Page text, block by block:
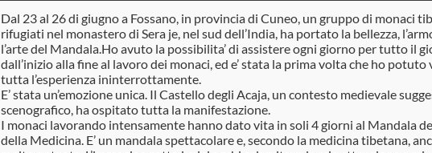
Dal 23 al 26 di giugno a Fossano, in provincia di Cuneo, un gruppo di monaci
rifugiati nel monastero di Sera je, nel sud dell’India, ha portato la bellezza,
l’arte del Mandala.Ho avuto la possibilita’ di assistere ogni giorno per tutto il
dall’inizio alla fine al lavoro dei monaci, ed e’ stata la prima volta che ho potuto
tutta l’esperienza ininterrottamente.
E’ stata un’emozione unica. Il Castello degli Acaja, un contesto medievale
scenografico, ha ospitato tutta la manifestazione.
I monaci lavorando intensamente hanno dato vita in soli 4 giorni al Mandala
della Medicina. E’ un mandala spettacolare e, secondo la medicina tibetana,